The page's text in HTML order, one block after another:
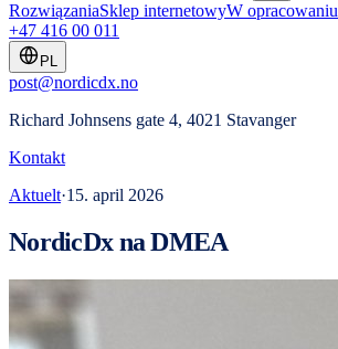
RozwiązaniaSklep internetowyW opracowaniu
+47 416 00 011
PL
post@nordicdx.no
Richard Johnsens gate 4, 4021 Stavanger
Kontakt
Aktuelt·15. april 2026
NordicDx na DMEA